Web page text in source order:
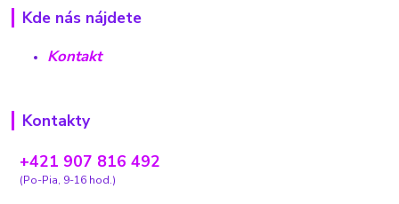
Kde nás nájdete
Kontakt
Kontakty
+421 907 816 492
(Po-Pia, 9-16 hod.)